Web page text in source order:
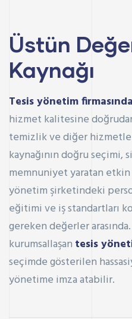
Üstün
Kaynağı
Tesis yönetim
hizmet kalitesine
temizlik ve diğer
kaynağının doğru
memnuniyet yaratan
yönetim şirketindeki
eğitimi ve iş standartları
gereken değerler
kurumsallaşan tesis
seçimde gösterilen
yönetime imza atabilir.